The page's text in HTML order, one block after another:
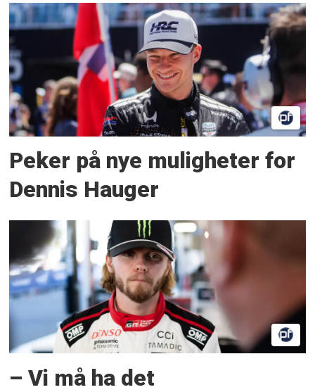
Peker på nye muligheter for
Dennis Hauger
– Vi må ha det